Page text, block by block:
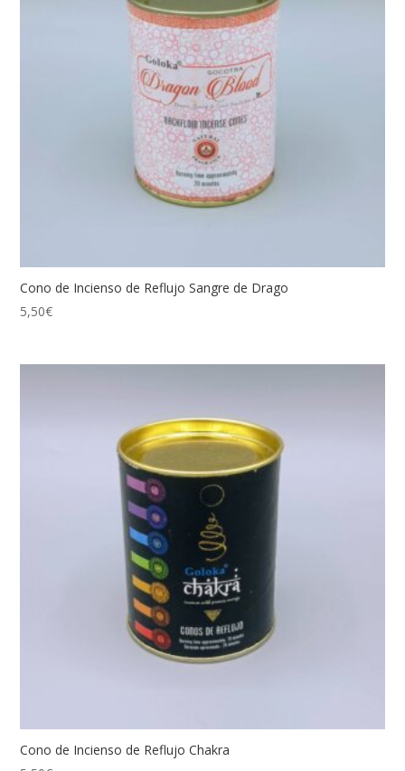
Cono de Incienso de Reflujo Sangre de Drago
5,50€
Cono de Incienso de Reflujo Chakra